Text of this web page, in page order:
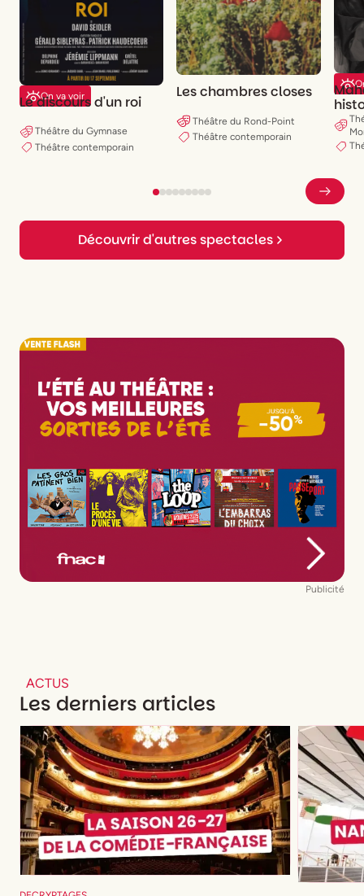
On va voir
Le discours d'un roi
Théâtre du Gymnase
Théâtre contemporain
Les chambres closes
Théâtre du Rond-Point
Théâtre contemporain
Découvrir d'autres spectacles
Publicité
ACTUS
Les derniers articles